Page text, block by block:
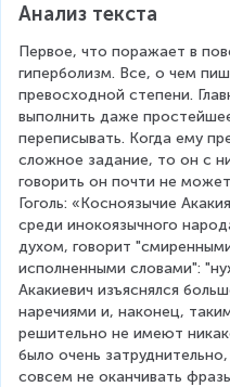
Анализ текста
Первое, что поражает в
гиперболизм. Все, о чем
превосходной степени.
выполнить даже
переписывать. Когда ему
сложное задание, то он с
говорить он почти не
Гоголь: «Косноязычие
среди инокоязычного
духом, говорит
исполненными словами":
Акакиевич изъяснялся
наречиями и, наконец,
решительно не имеют
было очень
совсем не оканчивать